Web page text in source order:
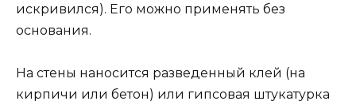
искривился). Его можно применять без
основания.
На стены наносится разведенный клей (на
кирпичи или бетон) или гипсовая штукатурка